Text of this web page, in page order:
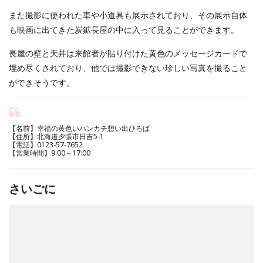
また撮影に使われた車や小道具も展示されており、その展示自体
も映画に出てきた炭鉱長屋の中に入って見ることができます。
長屋の壁と天井は来館者が貼り付けた黄色のメッセージカードで
埋め尽くされており、他では撮影できない珍しい写真を撮ること
ができそうです。
【名前】幸福の黄色いハンカチ想い出ひろば
【住所】北海道夕張市日吉5-1
【電話】0123-57-7652
【営業時間】9:00～17:00
さいごに